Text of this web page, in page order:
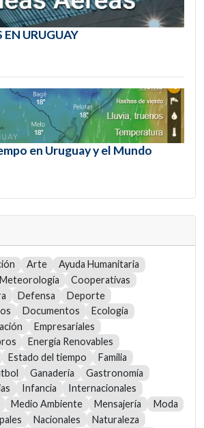
URUGUAY
en Uruguay y el Mundo
Arte
Ayuda Humanitaria
Cooperativas
Defensa
Deporte
Documentos
Ecología
Empresariales
Energía Renovables
Estado del tiempo
Familia
Ganadería
Gastronomía
Infancia
Internacionales
Medio Ambiente Mensajería
Moda
Nacionales
Naturaleza